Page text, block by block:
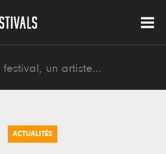
ACTUALITÉS